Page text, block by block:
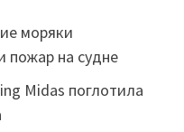
моряки
пожар на судне
Midas поглотила